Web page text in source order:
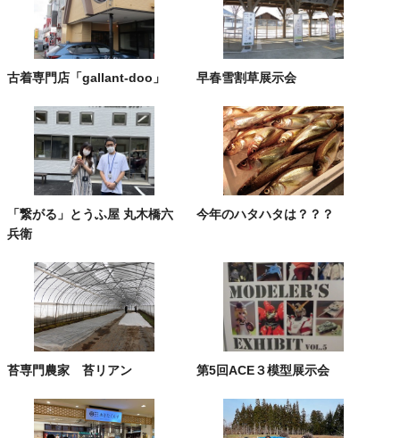
古着専門店「gallant-doo」 早春雪割草展示会
「繋がる」とうふ屋 丸木橋六
兵衛
今年のハタハタは？？？
苔専門農家 苔リアン 第5回ACE３模型展示会